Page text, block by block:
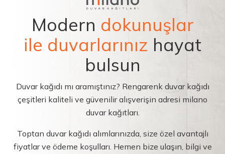
Modern dokunuşlar
ile duvarlarınız hayat
bulsun
Duvar kağıdı mı aramıştınız? Rengarenk duvar kağıdı
çeşitleri kaliteli ve güvenilir alışverişin adresi milano
duvar kağıtları.
Toptan duvar kağıdı alımlarınızda, size özel avantajlı
fiyatlar ve ödeme koşulları. Hemen bize ulaşın, bilgi ve